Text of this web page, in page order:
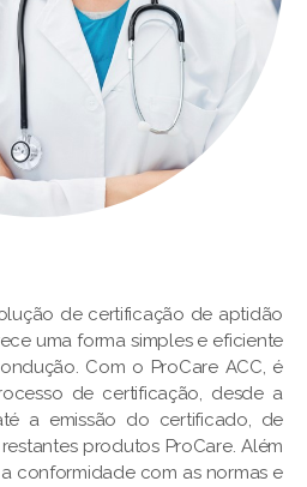
de certificação de aptidão
uma forma simples e eficiente
Com o ProCare ACC, é
de certificação, desde a
a emissão do certificado, de
produtos ProCare. Além
conformidade com as normas e